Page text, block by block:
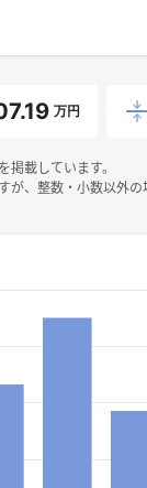
万円
載しています。
が、整数・小数以外